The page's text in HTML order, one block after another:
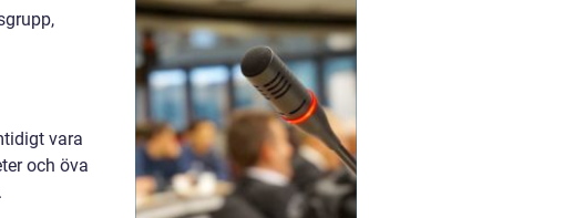
vara
och öva
låga vikt, tysta drift och
långa batte...